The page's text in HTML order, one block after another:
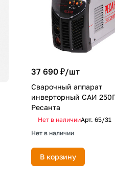
37 690 ₽/шт
Сварочный аппарат
инверторный САИ
Ресанта
Нет в наличииАрт. 65/31
Нет в наличии
В корзину